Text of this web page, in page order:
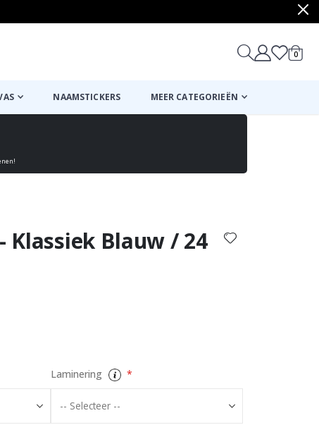
0
NAAMSTICKERS MEER CATEGORIEËN
Klassiek Blauw / 24
Laminering